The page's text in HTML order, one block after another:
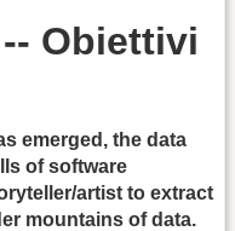
Obiettivi
emerged, the data
of software
artist to extract
mountains of data.